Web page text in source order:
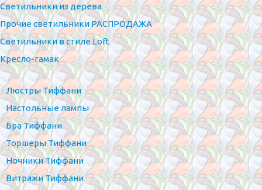
Светильники из дерева
Прочие светильники РАСПРОДАЖА
Светильники в стиле Loft
Кресло-гамак
Люстры Тиффани
Настольные лампы
Бра Тиффани
Торшеры Тиффани
Ночники Тиффани
Витражи Тиффани